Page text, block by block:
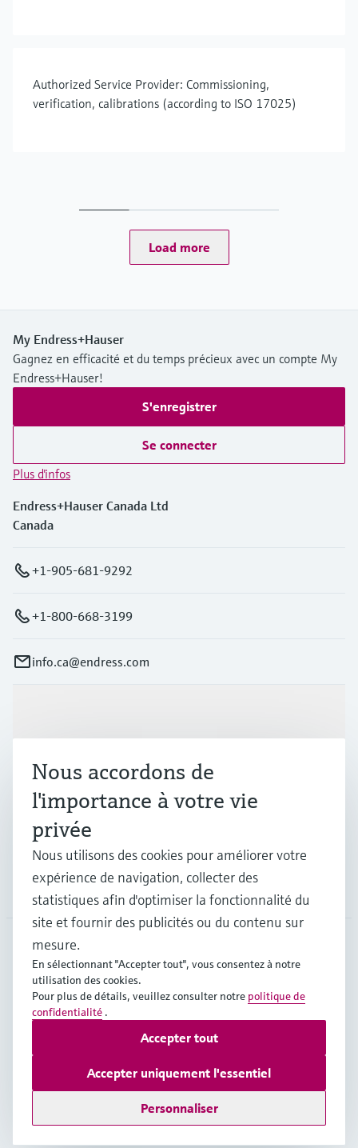
Authorized Service Provider: Commissioning,
verification, calibrations (according to ISO 17025)
Load more
My Endress+Hauser
Gagnez en efficacité et du temps précieux avec un compte My
Endress+Hauser!
S'enregistrer
Se connecter
Plus d'infos
Endress+Hauser Canada Ltd
Canada
+1-905-681-9292
+1-800-668-3199
info.ca@endress.com
Industries
Support
Société
CAN•Français
Copyright © Endress+Hauser Group Services AG
Conditions d'utilisation
Politique de protection des données
Conditions générales de vente
Nous accordons de
l'importance à votre vie
privée
Nous utilisons des cookies pour améliorer votre
expérience de navigation, collecter des
statistiques afin d'optimiser la fonctionnalité du
site et fournir des publicités ou du contenu sur
mesure.
En sélectionnant "Accepter tout", vous consentez à notre
utilisation des cookies.
Pour plus de détails, veuillez consulter notre politique de
confidentialité .
Personnaliser
Accepter uniquement l'essentiel
Accepter tout